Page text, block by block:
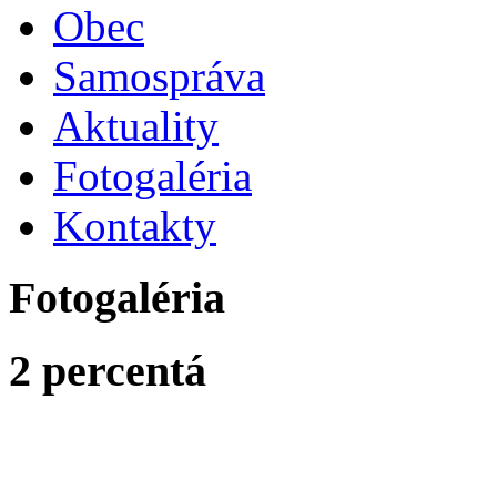
Obec
Samospráva
Aktuality
Fotogaléria
Kontakty
Fotogaléria
2 percentá